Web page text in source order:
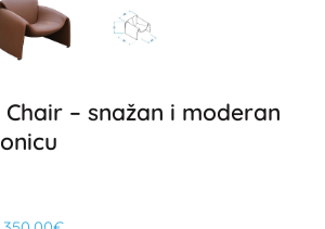
– snažan i moderan